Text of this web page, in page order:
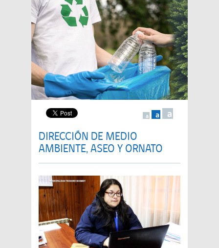
a a a
DIRECCIÓN DE MEDIO
AMBIENTE, ASEO Y ORNATO